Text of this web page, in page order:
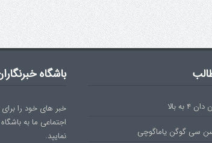
افزایش جلسه کمیته برگزاری جام پارس
به بالا
سی گوگن یاماگوچی
باشگاه
خبر های خود را
اجتماعی ما به
نمایید.